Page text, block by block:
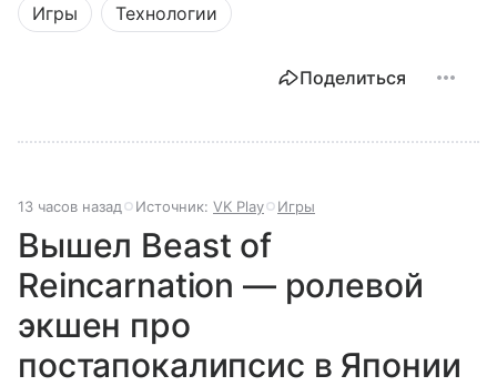
Игры Технологии
Поделиться
13 часов назад Источник: VK Play Игры
Вышел Beast of
Reincarnation — ролевой
экшен про
постапокалипсис в Японии